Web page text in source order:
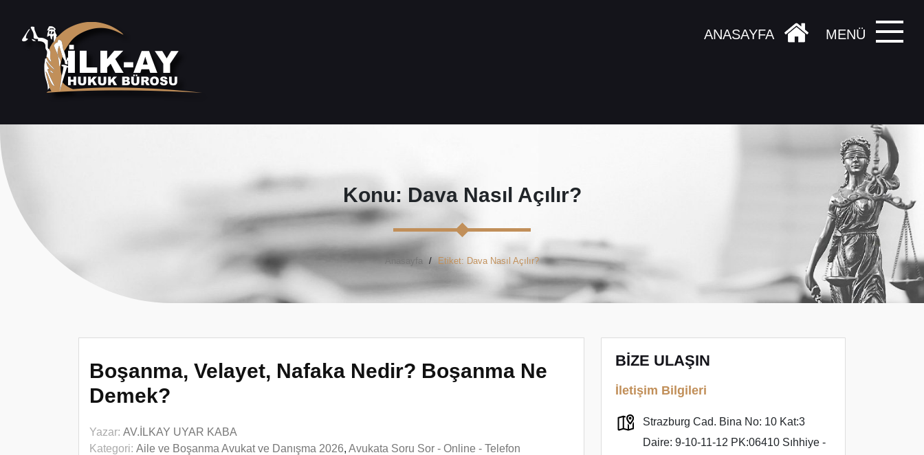
MENÜ
ANASAYFA
Konu: Dava Nasıl Açılır?
Anasayfa Etiket: Dava Nasıl Açılır?
Boşanma, Velayet, Nafaka Nedir? Boşanma Ne
Demek?
Yazar: AV.İLKAY UYAR KABA
Kategori: Aile ve Boşanma Avukat ve Danışma 2026, Avukata Soru Sor - Online - Telefon
BİZE ULAŞIN
İletişim Bilgileri
Strazburg Cad. Bina No: 10 Kat:3
Daire: 9-10-11-12 PK:06410 Sıhhiye -